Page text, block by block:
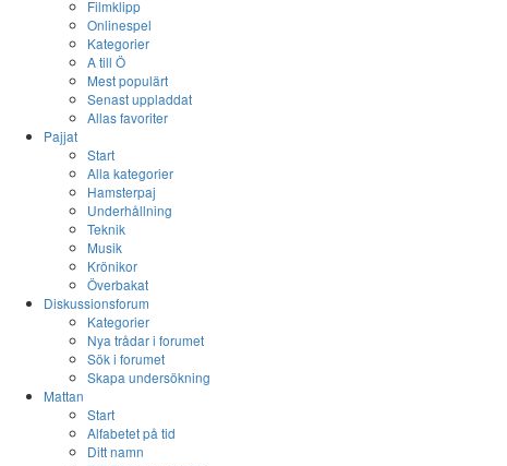
Filmklipp
Onlinespel
Kategorier
A till Ö
Mest populärt
Senast uppladdat
Allas favoriter
Pajjat
Start
Alla kategorier
Hamsterpaj
Underhållning
Teknik
Musik
Krönikor
Överbakat
Diskussionsforum
Kategorier
Nya trådar i forumet
Sök i forumet
Skapa undersökning
Mattan
Start
Alfabetet på tid
Ditt namn